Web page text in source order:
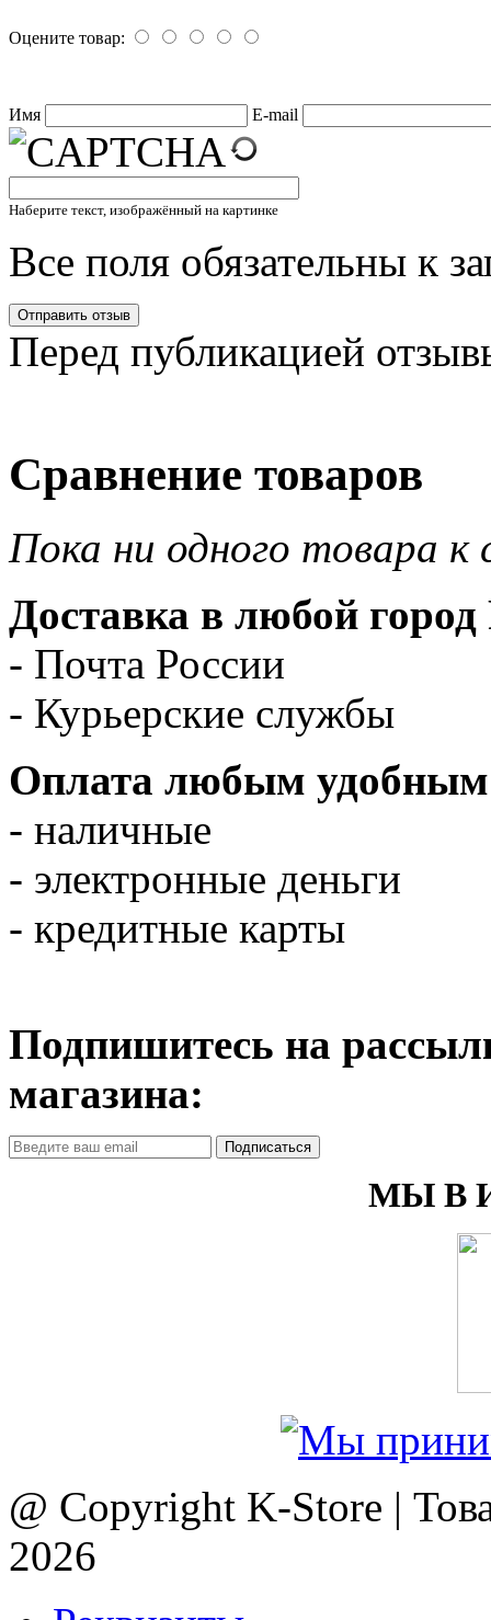
Оцените товар:
Имя E-mail
Наберите текст, изображённый на картинке
Все поля обязательны к
Перед публикацией
Сравнение товаров
Пока ни одного товара к
Доставка в любой город
- Почта России
- Курьерские службы
Оплата любым удобным
- наличные
- электронные деньги
- кредитные карты
Подпишитесь на
магазина:
Подписаться
МЫ В
@ Copyright K-Store |
2026